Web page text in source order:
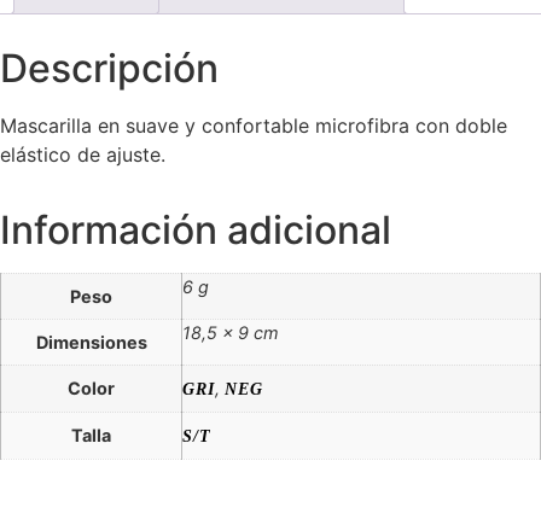
Descripción
Mascarilla en suave y confortable microfibra con doble
elástico de ajuste.
Información adicional
Peso 6 g
Dimensiones 18,5 × 9 cm
Color GRI, NEG
Talla S/T